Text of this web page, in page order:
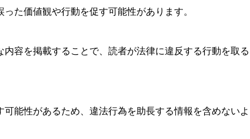
た価値観や行動を促す可能性があります。
容を掲載することで、読者が法律に違反する行動を取る
能性があるため、違法行為を助長する情報を含めないよ